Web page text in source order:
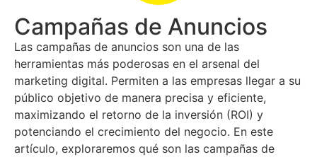
Campañas de Anuncios
Las campañas de anuncios son una de las
herramientas más poderosas en el arsenal del
marketing digital. Permiten a las empresas llegar a su
público objetivo de manera precisa y eficiente,
maximizando el retorno de la inversión (ROI) y
potenciando el crecimiento del negocio. En este
artículo, exploraremos qué son las campañas de